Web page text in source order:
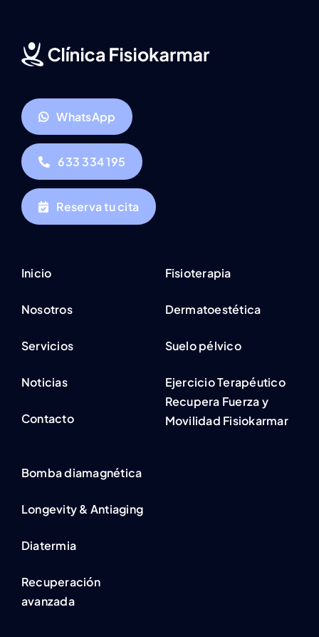
WhatsApp
633 334 195
Reserva tu cita
Inicio
Nosotros
Servicios
Noticias
Contacto
Fisioterapia
Dermatoestética
Suelo pélvico
Ejercicio Terapéutico
Recupera Fuerza y
Movilidad Fisiokarmar
Bomba diamagnética
Longevity & Antiaging
Diatermia
Recuperación
avanzada